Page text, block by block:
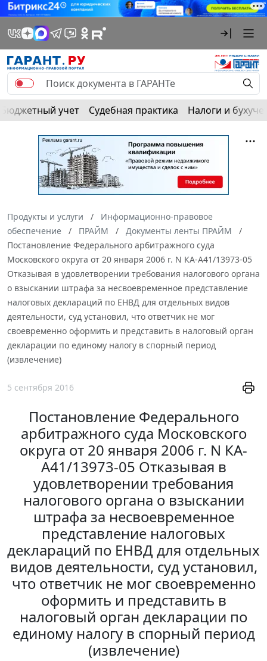
Бюджетный учет Судебная практика Налоги и
Продукты и услуги
Информационно-правовое
обеспечение
ПРАЙМ
Документы ленты ПРАЙМ
Постановление Федерального арбитражного суда
Московского округа от 20 января 2006 г. N КА-А41/13973-05
Отказывая в удовлетворении требования налогового органа
о взыскании штрафа за несвоевременное представление
налоговых деклараций по ЕНВД для отдельных видов
деятельности, суд установил, что ответчик не мог
своевременно оформить и представить в налоговый орган
декларации по единому налогу в спорный период
(извлечение)
5 сентября 2016
Постановление Федерального
арбитражного суда Московского
округа от 20 января 2006 г. N КА-
А41/13973-05 Отказывая в
удовлетворении требования
налогового органа о взыскании
штрафа за несвоевременное
представление налоговых
деклараций по ЕНВД для отдельных
видов деятельности, суд установил,
что ответчик не мог своевременно
оформить и представить в
налоговый орган декларации по
единому налогу в спорный период
(извлечение)